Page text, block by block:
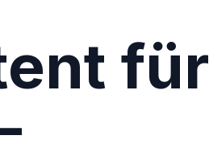
für